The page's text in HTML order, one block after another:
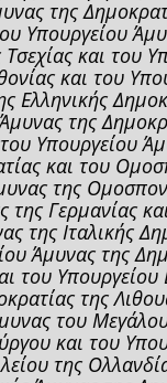
της
Υπουργείου
και του
και του
Ελληνικής
της
Υπουργείου
και του
της
της Γερμανίας
της Ιταλικής
Άμυνας της
του Υπουργείου
της
του
και του
της